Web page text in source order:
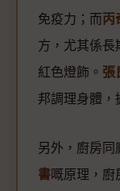
免疫力；而丙
方，尤其係長
紅色燈飾。 張
邦調理身體，
另外，廚房同
書嘅原理，廚